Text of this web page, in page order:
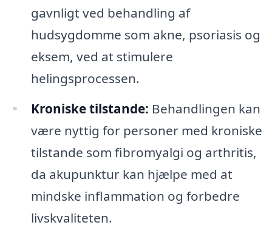
gavnligt ved behandling af
hudsygdomme som akne, psoriasis og
eksem, ved at stimulere
helingsprocessen.
Kroniske tilstande: Behandlingen kan
være nyttig for personer med kroniske
tilstande som fibromyalgi og arthritis,
da akupunktur kan hjælpe med at
mindske inflammation og forbedre
livskvaliteten.